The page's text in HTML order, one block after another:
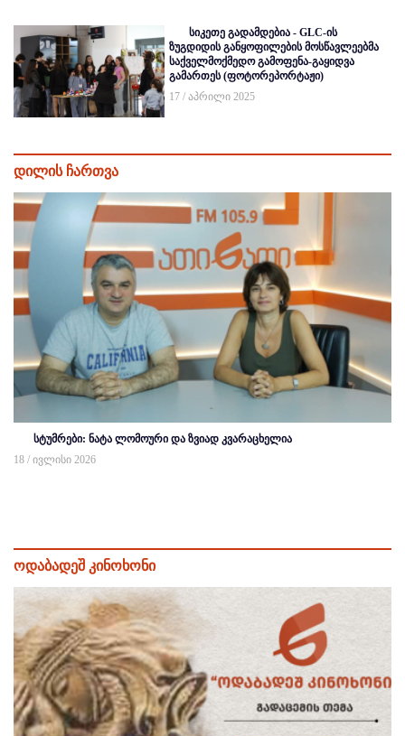
სიკეთე გადამდებია - GLC-ის
ზუგდიდის განყოფილების მოსწავლეებმა
საქველმოქმედო გამოფენა-გაყიდვა
გამართეს (ფოტორეპორტაჟი)
17 / აპრილი 2025
დილის ჩართვა
სტუმრები: ნატა ლომოური და ზვიად კვარაცხელია
18 / ივლისი 2026
ოდაბადეშ კინოხონი